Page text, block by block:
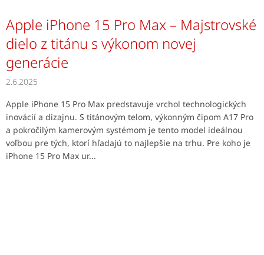
Apple iPhone 15 Pro Max – Majstrovské
dielo z titánu s výkonom novej
generácie
2.6.2025
Apple iPhone 15 Pro Max predstavuje vrchol technologických
inovácií a dizajnu. S titánovým telom, výkonným čipom A17 Pro
a pokročilým kamerovým systémom je tento model ideálnou
voľbou pre tých, ktorí hľadajú to najlepšie na trhu. Pre koho je
iPhone 15 Pro Max ur...